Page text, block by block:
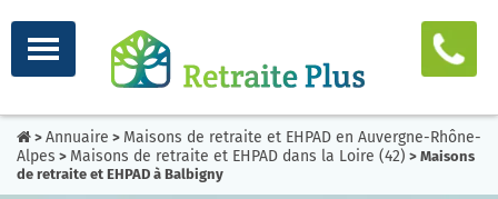
> Annuaire > Maisons de retraite et EHPAD en Auvergne-Rhône-
Alpes > Maisons de retraite et EHPAD dans la Loire (42) > Maisons
de retraite et EHPAD à Balbigny